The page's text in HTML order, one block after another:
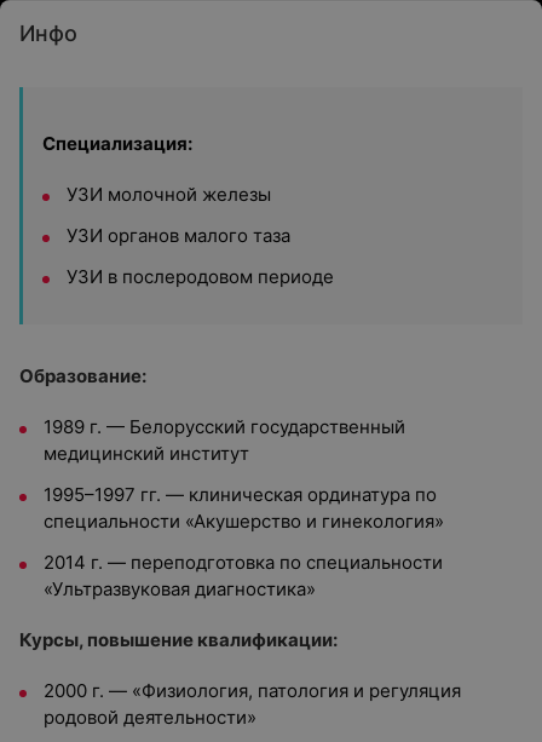
Инфо
Специализация:
УЗИ молочной железы
УЗИ органов малого таза
УЗИ в послеродовом периоде
Образование:
1989 г. — Белорусский государственный
медицинский институт
1995–1997 гг. — клиническая ординатура по
специальности «Акушерство и гинекология»
2014 г. — переподготовка по специальности
«Ультразвуковая диагностика»
Курсы, повышение квалификации:
2000 г. — «Физиология, патология и регуляция
родовой деятельности»